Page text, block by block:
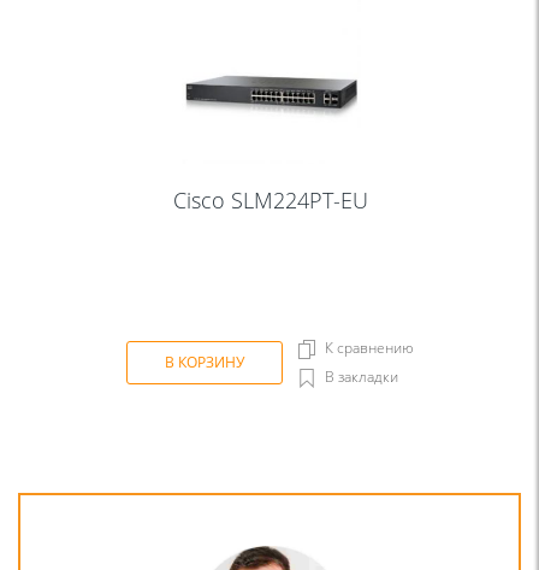
Cisco SLM224PT-EU
В КОРЗИНУ
К сравнению
В закладки